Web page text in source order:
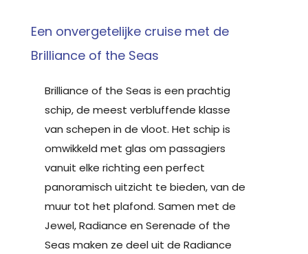
Een onvergetelijke cruise met de
Brilliance of the Seas
Brilliance of the Seas is een prachtig
schip, de meest verbluffende klasse
van schepen in de vloot. Het schip is
omwikkeld met glas om passagiers
vanuit elke richting een perfect
panoramisch uitzicht te bieden, van de
muur tot het plafond. Samen met de
Jewel, Radiance en Serenade of the
Seas maken ze deel uit de Radiance